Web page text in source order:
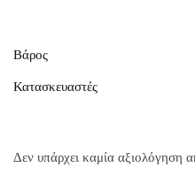
Βάρος
Κατασκευαστές
Δεν υπάρχει καμία αξιολόγηση